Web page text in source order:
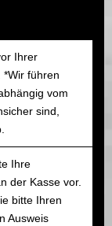
Ihrer
*Wir führen
vom
sind,
Ihre
der Kasse vor.
bitte Ihren
Ausweis